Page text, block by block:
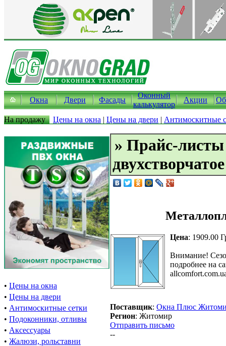
Окна Двери Фасады
Оконный
калькулятор
Акции
На продажу Цены на окна | Цены на двери | Антимоскитные
• Цены на окна
• Цены на двери
• Антимоскитные сетки
• Подоконники, отливы
• Аксессуары
• Жалюзи, рольставни
» Прайс-
двухстворчатое
Цена: 1909.00
Внимание!
подробнее на
Поставщик: Окна Плюс
Регион: Житомир
Отправить письмо
--